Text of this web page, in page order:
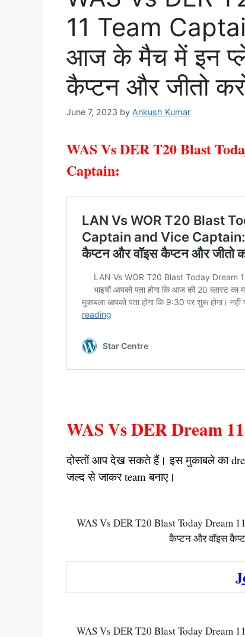
11 Team
आज के मैच में इन
कैप्टन और जीतो
June 7, 2023 by Ankush Kumar
WAS Vs DER T20 Blast
Captain:
WAS Vs DER Dream
दोस्तों आप देख सकते हैं। इस मुकाबले का
जल्द से जाकर team बनाए।
WAS Vs DER T20 Blast Today Dream
कैप्टन और वॉइस
WAS Vs DER T20 Blast Today Dream